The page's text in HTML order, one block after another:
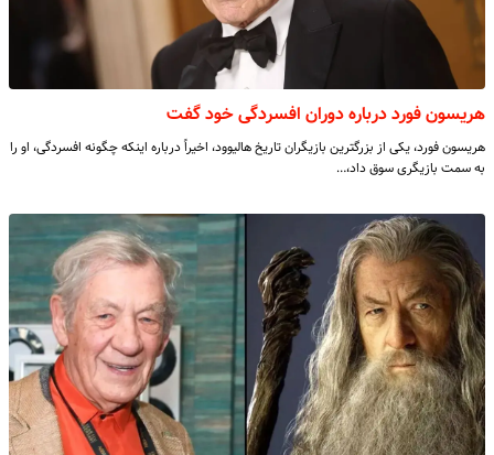
هریسون فورد درباره دوران افسردگی خود گفت
هریسون فورد، یکی از بزرگترین بازیگران تاریخ هالیوود، اخیراً درباره اینکه چگونه افسردگی، او را
به سمت بازیگری سوق داد،…